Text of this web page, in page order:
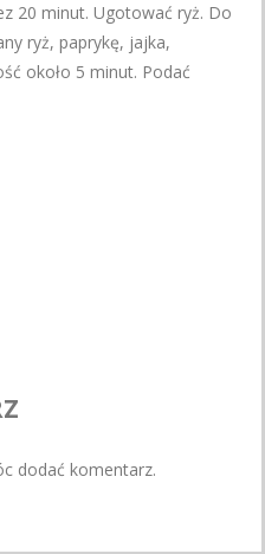
20 minut. Ugotować ryż. Do
ryż, paprykę, jajka,
około 5 minut. Podać
dodać komentarz.